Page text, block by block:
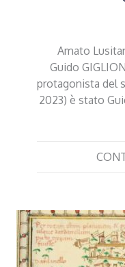
Amato
Guido
protagonista del
2023) è stato